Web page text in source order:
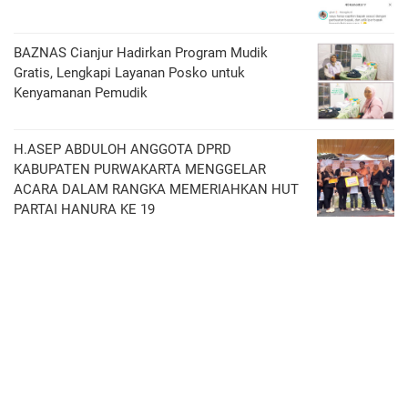
BAZNAS Cianjur Hadirkan Program Mudik
Gratis, Lengkapi Layanan Posko untuk
Kenyamanan Pemudik
H.ASEP ABDULOH ANGGOTA DPRD
KABUPATEN PURWAKARTA MENGGELAR
ACARA DALAM RANGKA MEMERIAHKAN HUT
PARTAI HANURA KE 19